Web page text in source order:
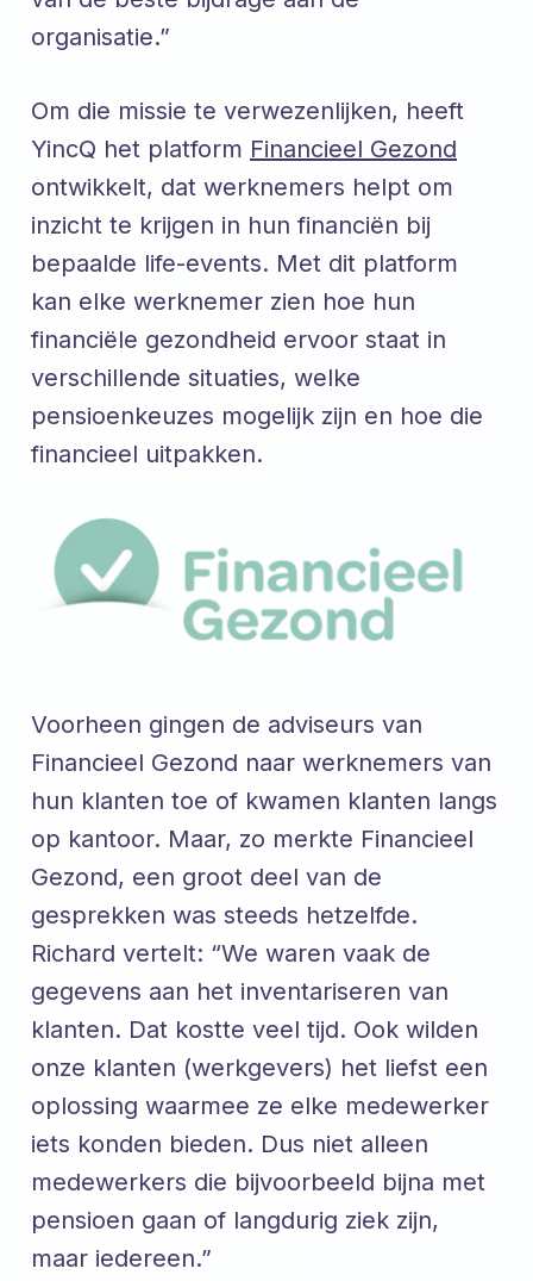
organisatie.”
Om die missie te verwezenlijken, heeft
YincQ het platform Financieel Gezond
ontwikkelt, dat werknemers helpt om
inzicht te krijgen in hun financiën bij
bepaalde life-events. Met dit platform
kan elke werknemer zien hoe hun
financiële gezondheid ervoor staat in
verschillende situaties, welke
pensioenkeuzes mogelijk zijn en hoe die
financieel uitpakken.
Voorheen gingen de adviseurs van
Financieel Gezond naar werknemers van
hun klanten toe of kwamen klanten langs
op kantoor. Maar, zo merkte Financieel
Gezond, een groot deel van de
gesprekken was steeds hetzelfde.
Richard vertelt: “We waren vaak de
gegevens aan het inventariseren van
klanten. Dat kostte veel tijd. Ook wilden
onze klanten (werkgevers) het liefst een
oplossing waarmee ze elke medewerker
iets konden bieden. Dus niet alleen
medewerkers die bijvoorbeeld bijna met
pensioen gaan of langdurig ziek zijn,
maar iedereen.”